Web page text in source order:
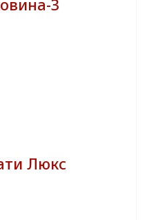
3
Люкс